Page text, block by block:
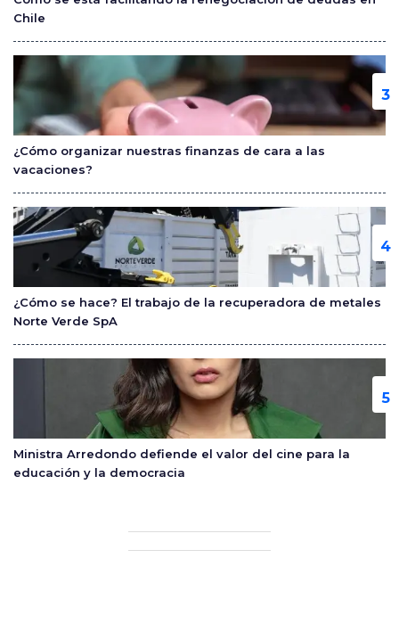
Chile
¿Cómo organizar nuestras finanzas de cara a las
vacaciones?
¿Cómo se hace? El trabajo de la recuperadora de metales
Norte Verde SpA
Ministra Arredondo defiende el valor del cine para la
educación y la democracia